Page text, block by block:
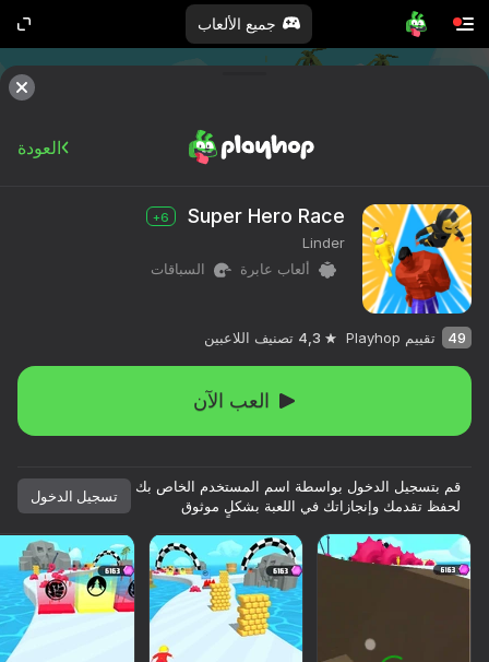
جميع الألعاب
العودة
Super Hero Race
6+
Linder
ألعاب عابرة
السباقات
49 تقييم Playhop 4,3 تصنيف اللاعبين
العب الآن
قم بتسجيل الدخول بواسطة اسم المستخدم الخاص بك
لحفظ تقدمك وإنجازاتك في اللعبة بشكلٍ موثوق
تسجيل الدخول